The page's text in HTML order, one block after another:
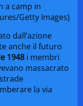
a camp in
Getty Images)
dall’azione
anche il futuro
1948 i membri
massacrato
la via